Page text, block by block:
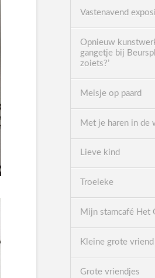
Vastenavend
Opnieuw
gangetje bij
zoiets?’
Meisje op paard
Met je haren in de
Lieve kind
Troeleke
Mijn stamcafé Het
Kleine grote vriend
Grote vriendjes